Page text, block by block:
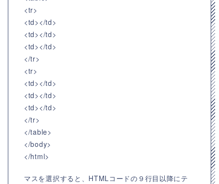
<tr>
<td></td>
<td></td>
<td></td>
</tr>
<tr>
<td></td>
<td></td>
<td></td>
</tr>
</table>
</body>
</html>
マスを選択すると、HTMLコードの９行目以降にテ